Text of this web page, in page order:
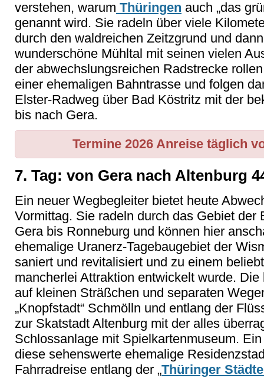
verstehen, warum Thüringen auch „das
genannt wird. Sie radeln über viele
durch den waldreichen Zeitzgrund und
wunderschöne Mühltal mit seinen vielen
der abwechslungsreichen Radstrecke
einer ehemaligen Bahntrasse und folgen
Elster-Radweg über Bad Köstritz mit der
bis nach Gera.
Termine 2026 Anreise täglich
7. Tag: von Gera nach Altenburg
Ein neuer Wegbegleiter bietet heute
Vormittag. Sie radeln durch das Gebiet der
Gera bis Ronneburg und können hier
ehemalige Uranerz-Tagebaugebiet der
saniert und revitalisiert und zu einem
mancherlei Attraktion entwickelt wurde.
auf kleinen Sträßchen und separaten
„Knopfstadt“ Schmölln und entlang der
zur Skatstadt Altenburg mit der alles
Schlossanlage mit Spielkartenmuseum.
diese sehenswerte ehemalige
Fahrradreise entlang der „Thüringer